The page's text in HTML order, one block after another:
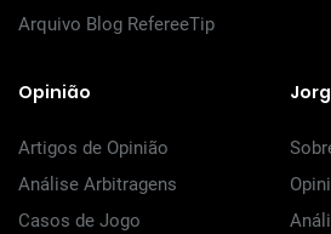
Arquivo Blog RefereeTip
Opinião
Artigos de Opinião
Análise Arbitragens
Casos de Jogo